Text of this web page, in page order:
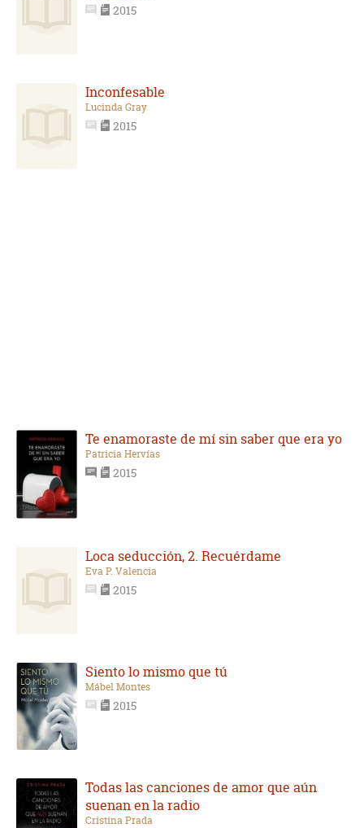
2015
Inconfesable
Lucinda Gray
2015
Te enamoraste de mí sin saber que era yo
Patricia Hervías
2015
Loca seducción, 2. Recuérdame
Eva P. Valencia
2015
Siento lo mismo que tú
Mábel Montes
2015
Todas las canciones de amor que aún
suenan en la radio
Cristina Prada